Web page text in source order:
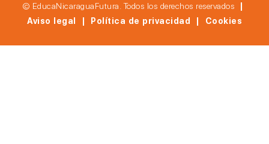
© EducaNicaraguaFutura. Todos los derechos reservados
Aviso legal | Política de privacidad | Cookies